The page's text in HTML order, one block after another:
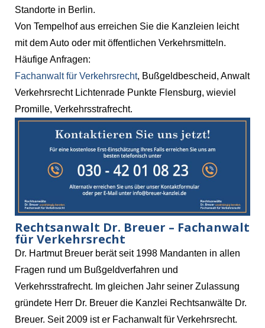
Standorte in Berlin.
Von Tempelhof aus erreichen Sie die Kanzleien leicht
mit dem Auto oder mit öffentlichen Verkehrsmitteln.
Häufige Anfragen:
Fachanwalt für Verkehrsrecht, Bußgeldbescheid, Anwalt
Verkehrsrecht Lichtenrade Punkte Flensburg, wieviel
Promille, Verkehrsstrafrecht.
Rechtsanwalt Dr. Breuer – Fachanwalt
für Verkehrsrecht
Dr. Hartmut Breuer berät seit 1998 Mandanten in allen
Fragen rund um Bußgeldverfahren und
Verkehrsstrafrecht. Im gleichen Jahr seiner Zulassung
gründete Herr Dr. Breuer die Kanzlei Rechtsanwälte Dr.
Breuer. Seit 2009 ist er Fachanwalt für Verkehrsrecht.